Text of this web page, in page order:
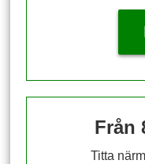
Från
Titta